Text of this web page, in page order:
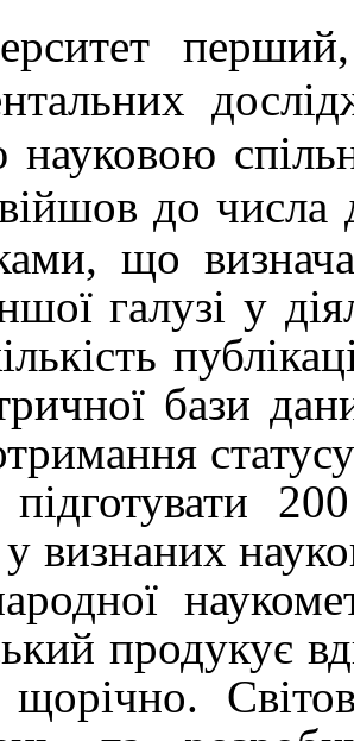
науковою
до числа
що
галузі у
бази
визнаних
продукує